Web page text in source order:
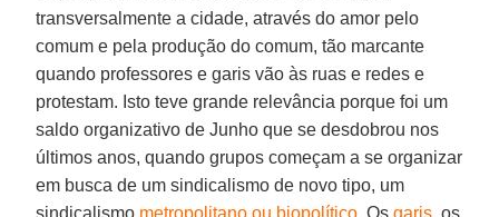
transversalmente a cidade, através do amor pelo
comum e pela produção do comum, tão marcante
quando professores e garis vão às ruas e redes e
protestam. Isto teve grande relevância porque foi um
saldo organizativo de Junho que se desdobrou nos
últimos anos, quando grupos começam a se organizar
em busca de um sindicalismo de novo tipo, um
sindicalismo metropolitano ou biopolítico . Osgaris , os